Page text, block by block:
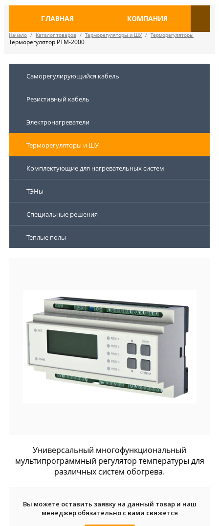
ГЛАВНАЯ КОМПАНИЯ
Начало / Каталог товаров / Терморегуляторы и ШУ / Терморегуляторы
Терморегулятор РТМ-2000
Саморегулирующийся кабель
Резистивный кабель
Электронагреватели
Терморегуляторы и ШУ
Комплектующие для нагревательных систем
ТЭНы
Специальные решения
Теплые полы
Универсальный многофункциональный
мультипрограммный регулятор температуры для
различных систем обогрева.
Вы можете оставить заявку на данный товар и наш
менеджер обязательно с вами свяжется